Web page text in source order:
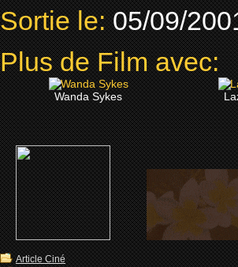
Sortie le: 05/09/
Plus de Film avec:
Wanda Sykes
Article Ciné